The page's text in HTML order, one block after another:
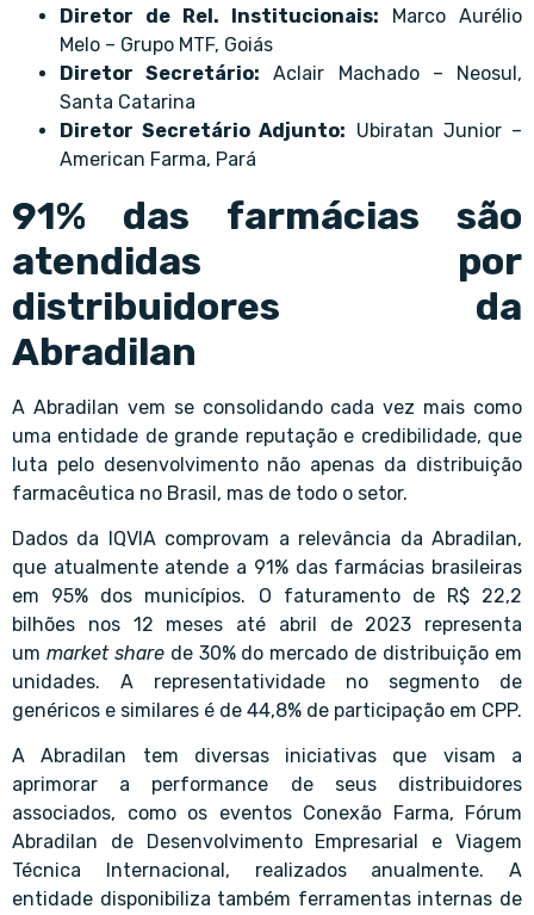
Diretor de Rel. Institucionais: Marco Aurélio
Melo – Grupo MTF, Goiás
Diretor Secretário: Aclair Machado – Neosul,
Santa Catarina
Diretor Secretário Adjunto: Ubiratan Junior –
American Farma, Pará
91% das farmácias são
atendidas por
distribuidores da
Abradilan
A Abradilan vem se consolidando cada vez mais como
uma entidade de grande reputação e credibilidade, que
luta pelo desenvolvimento não apenas da distribuição
farmacêutica no Brasil, mas de todo o setor.
Dados da IQVIA comprovam a relevância da Abradilan,
que atualmente atende a 91% das farmácias brasileiras
em 95% dos municípios. O faturamento de R$ 22,2
bilhões nos 12 meses até abril de 2023 representa
um market sharede 30% do mercado de distribuição em
unidades. A representatividade no segmento de
genéricos e similares é de 44,8% de participação em CPP.
A Abradilan tem diversas iniciativas que visam a
aprimorar a performance de seus distribuidores
associados, como os eventos Conexão Farma, Fórum
Abradilan de Desenvolvimento Empresarial e Viagem
Técnica Internacional, realizados anualmente. A
entidade disponibiliza também ferramentas internas de